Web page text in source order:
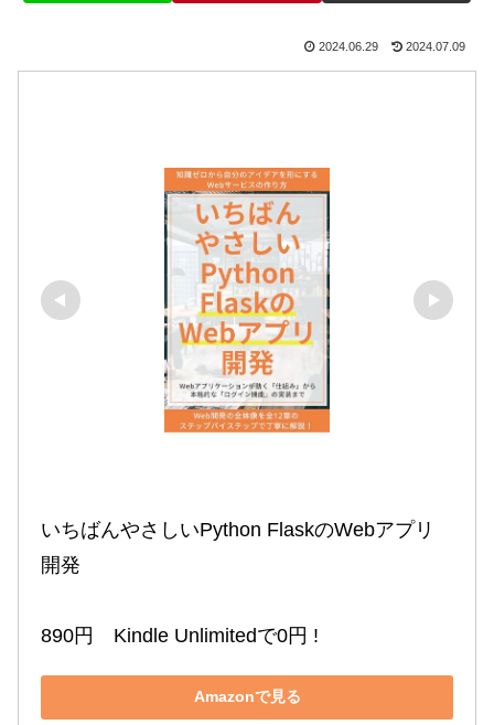
2024.06.29 2024.07.09
いちばんやさしいPython FlaskのWebアプリ
開発
890円　Kindle Unlimitedで0円 !
Amazonで見る